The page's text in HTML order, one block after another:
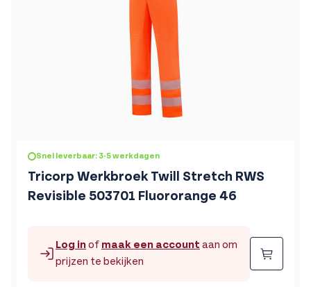
Snel leverbaar: 3-5 werkdagen
Tricorp Werkbroek Twill Stretch RWS
Revisible 503701 Fluororange 46
Log inof maak een account aan om
prijzen te bekijken